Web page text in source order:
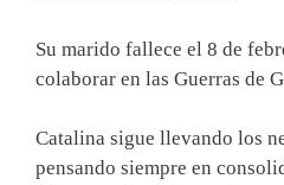
Su marido fallece el 8 de
colaborar en las Guerras de
Catalina sigue llevando los
pensando siempre en